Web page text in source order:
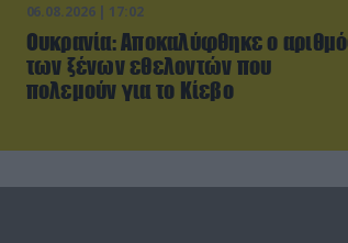
06.08.2026 | 17:02
Ουκρανία: Αποκαλύφθηκε ο
των ξένων εθελοντών που
πολεμούν για το Κίεβο